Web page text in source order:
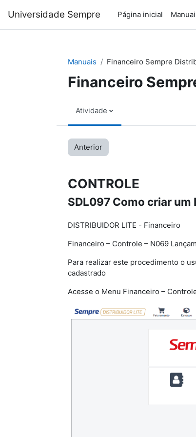
Universidade Sempre Página inicial
Manuais Financeiro Sempre
Financeiro
Atividade
Anterior
CONTROLE
SDL097 Como criar um
DISTRIBUIDOR LITE - Financeiro
Financeiro – Controle – N069
Para realizar este procedimento o
cadastrado
Acesse o Menu Financeiro –